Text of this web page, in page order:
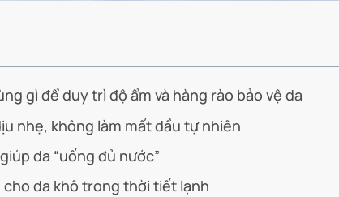
gì để duy trì độ ẩm và hàng rào bảo vệ da
nhẹ, không làm mất dầu tự nhiên
da “uống đủ nước”
cho da khô trong thời tiết lạnh